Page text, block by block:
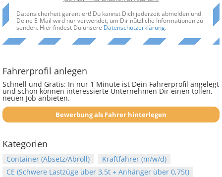
Datensicherheit garantiert! Du kannst Dich jederzeit abmelden und
Deine E-Mail wird nur verwendet, um Dir nützliche Informationen zu
senden. Hier findest Du unsere Datenschutzerklärung.
Fahrerprofil anlegen
Schnell und Gratis: In nur 1 Minute ist Dein Fahrerprofil angelegt
und schon können interessierte Unternehmen Dir einen tollen,
neuen Job anbieten.
Bewerbung als Fahrer hinterlegen
Kategorien
Container (Absetz/Abroll)
Kraftfahrer (m/w/d)
CE (Schwere Lastzüge über 3,5t + Anhänger über 0,75t)